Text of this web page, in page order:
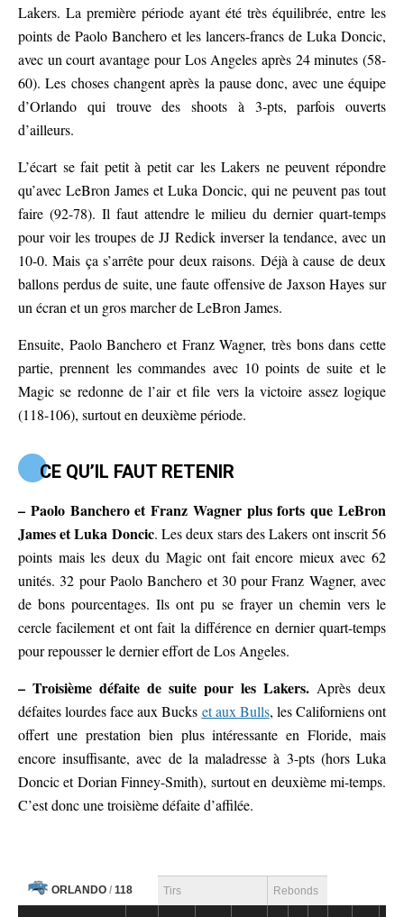
Lakers. La première période ayant été très équilibrée, entre les
points de Paolo Banchero et les lancers-francs de Luka Doncic,
avec un court avantage pour Los Angeles après 24 minutes (58-
60). Les choses changent après la pause donc, avec une équipe
d’Orlando qui trouve des shoots à 3-pts, parfois ouverts
d’ailleurs.
L’écart se fait petit à petit car les Lakers ne peuvent répondre
qu’avec LeBron James et Luka Doncic, qui ne peuvent pas tout
faire (92-78). Il faut attendre le milieu du dernier quart-temps
pour voir les troupes de JJ Redick inverser la tendance, avec un
10-0. Mais ça s’arrête pour deux raisons. Déjà à cause de deux
ballons perdus de suite, une faute offensive de Jaxson Hayes sur
un écran et un gros marcher de LeBron James.
Ensuite, Paolo Banchero et Franz Wagner, très bons dans cette
partie, prennent les commandes avec 10 points de suite et le
Magic se redonne de l’air et file vers la victoire assez logique
(118-106), surtout en deuxième période.
CE QU’IL FAUT RETENIR
– Paolo Banchero et Franz Wagner plus forts que LeBron
James et Luka Doncic. Les deux stars des Lakers ont inscrit 56
points mais les deux du Magic ont fait encore mieux avec 62
unités. 32 pour Paolo Banchero et 30 pour Franz Wagner, avec
de bons pourcentages. Ils ont pu se frayer un chemin vers le
cercle facilement et ont fait la différence en dernier quart-temps
pour repousser le dernier effort de Los Angeles.
– Troisième défaite de suite pour les Lakers. Après deux
défaites lourdes face aux Bucks et aux Bulls, les Californiens ont
offert une prestation bien plus intéressante en Floride, mais
encore insuffisante, avec de la maladresse à 3-pts (hors Luka
Doncic et Dorian Finney-Smith), surtout en deuxième mi-temps.
C’est donc une troisième défaite d’affilée.
ORLANDO / 118 Tirs Rebonds